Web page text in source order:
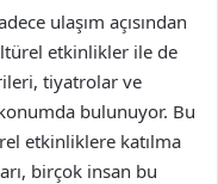
ulaşım açısından
etkinlikler ile de
tiyatrolar ve
bulunuyor. Bu
etkinliklere katılma
birçok insan bu